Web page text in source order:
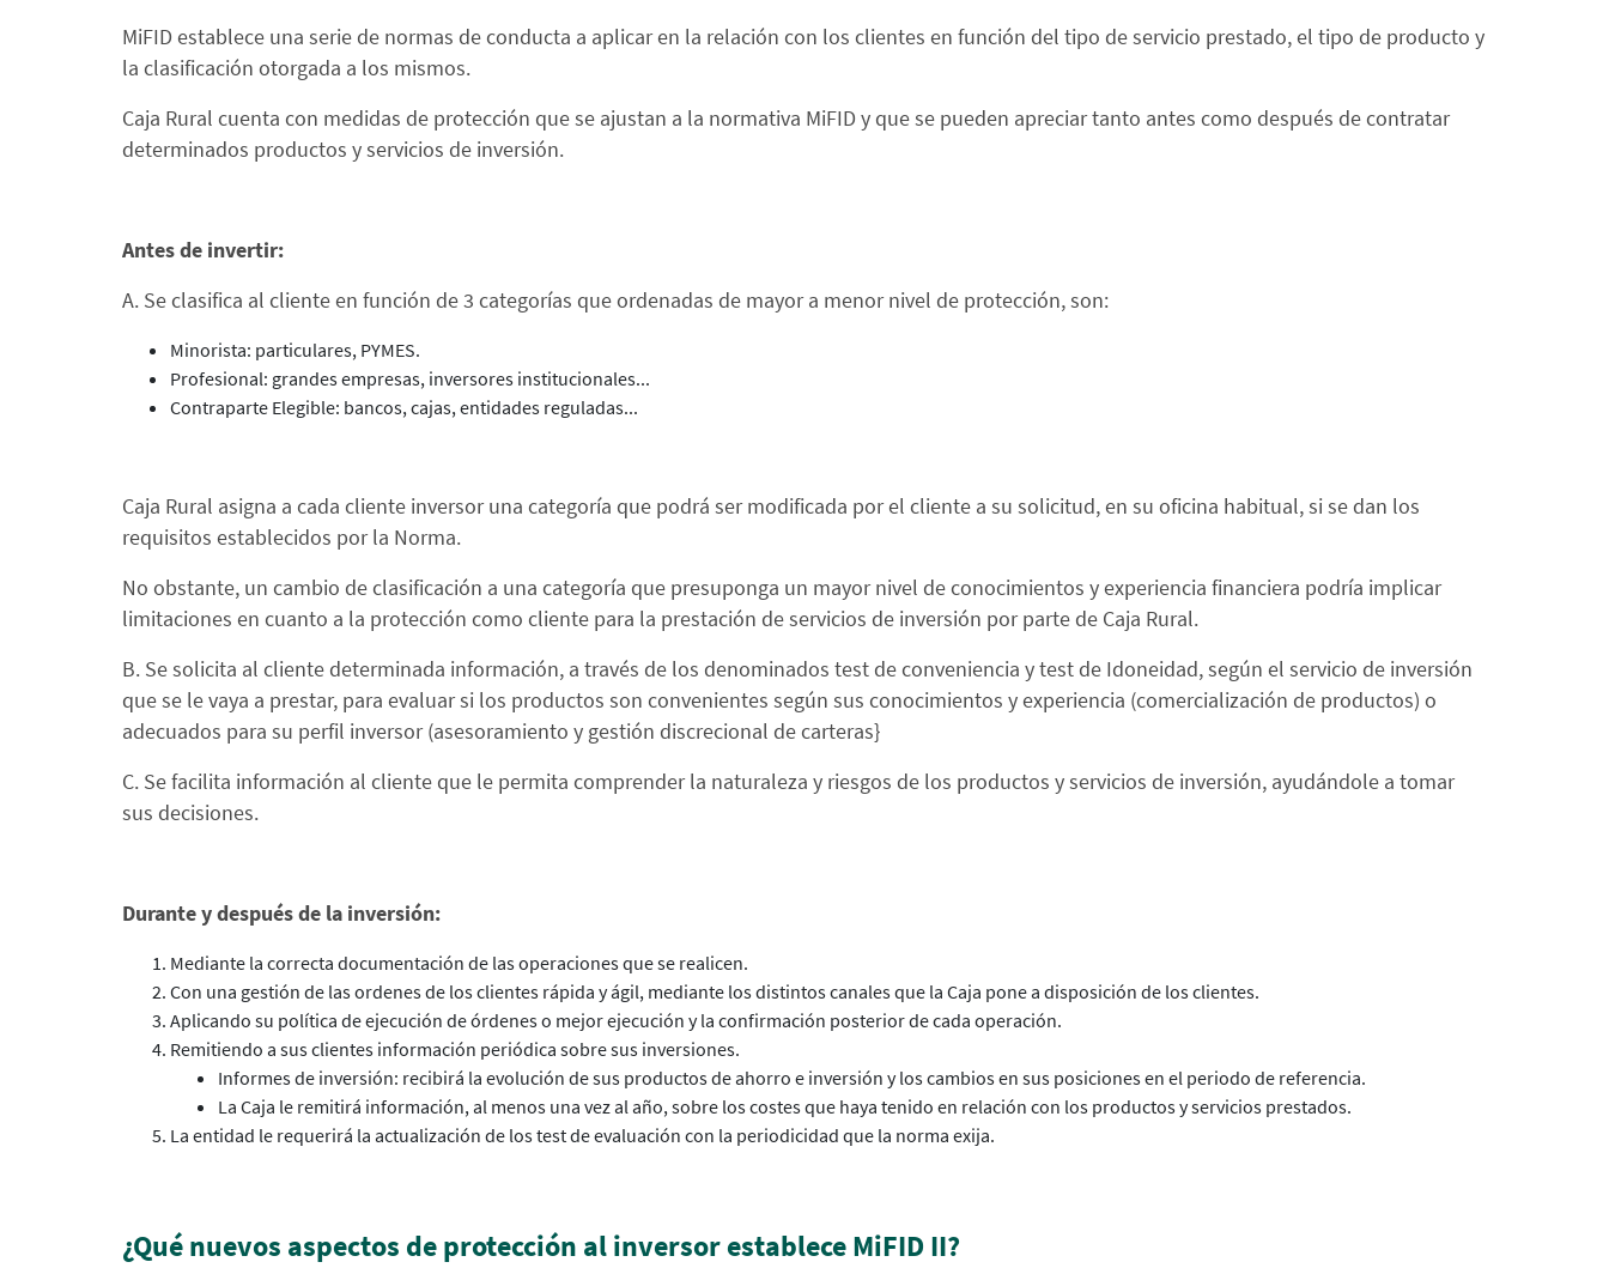
MiFID establece una serie de normas de conducta a aplicar en la relación con los clientes en función del tipo de servicio prestado, el tipo de producto y
la clasificación otorgada a los mismos.
Caja Rural cuenta con medidas de protección que se ajustan a la normativa MiFID y que se pueden apreciar tanto antes como después de contratar
determinados productos y servicios de inversión.
Antes de invertir:
A. Se clasifica al cliente en función de 3 categorías que ordenadas de mayor a menor nivel de protección, son:
Minorista: particulares, PYMES.
Profesional: grandes empresas, inversores institucionales...
Contraparte Elegible: bancos, cajas, entidades reguladas...
Caja Rural asigna a cada cliente inversor una categoría que podrá ser modificada por el cliente a su solicitud, en su oficina habitual, si se dan los
requisitos establecidos por la Norma.
No obstante, un cambio de clasificación a una categoría que presuponga un mayor nivel de conocimientos y experiencia financiera podría implicar
limitaciones en cuanto a la protección como cliente para la prestación de servicios de inversión por parte de Caja Rural.
B. Se solicita al cliente determinada información, a través de los denominados test de conveniencia y test de Idoneidad, según el servicio de inversión
que se le vaya a prestar, para evaluar si los productos son convenientes según sus conocimientos y experiencia (comercialización de productos) o
adecuados para su perfil inversor (asesoramiento y gestión discrecional de carteras}
C. Se facilita información al cliente que le permita comprender la naturaleza y riesgos de los productos y servicios de inversión, ayudándole a tomar
sus decisiones.
Durante y después de la inversión:
Mediante la correcta documentación de las operaciones que se realicen.
Con una gestión de las ordenes de los clientes rápida y ágil, mediante los distintos canales que la Caja pone a disposición de los clientes.
Aplicando su política de ejecución de órdenes o mejor ejecución y la confirmación posterior de cada operación.
Remitiendo a sus clientes información periódica sobre sus inversiones.
Informes de inversión: recibirá la evolución de sus productos de ahorro e inversión y los cambios en sus posiciones en el periodo de referencia.
La Caja le remitirá información, al menos una vez al año, sobre los costes que haya tenido en relación con los productos y servicios prestados.
La entidad le requerirá la actualización de los test de evaluación con la periodicidad que la norma exija.
¿Qué nuevos aspectos de protección al inversor establece MiFID II?